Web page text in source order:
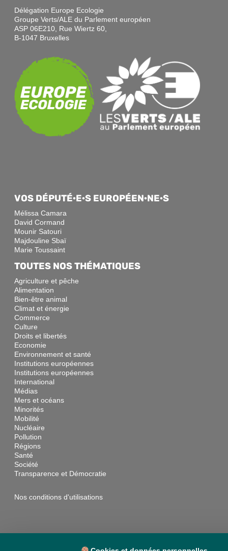
Délégation Europe Ecologie
Groupe Verts/ALE du Parlement européen
ASP 06E210, Rue Wiertz 60,
B-1047 Bruxelles
VOS DÉPUTÉ·E·S EUROPÉEN·NE·S
Mélissa Camara
David Cormand
Mounir Satouri
Majdouline Sbaï
Marie Toussaint
TOUTES NOS THÉMATIQUES
Agriculture et pêche
Alimentation
Bien-être animal
Climat et énergie
Commerce
Culture
Droits et libertés
Economie
Environnement et santé
Institutions européennes
Institutions européennes
International
Médias
Mers et océans
Minorités
Mobilité
Nucléaire
Pollution
Régions
Santé
Société
Transparence et Démocratie
Nos conditions d'utilisations